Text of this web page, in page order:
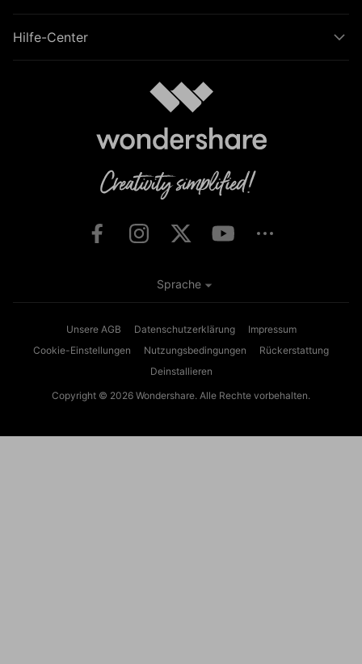
Hilfe-Center
Unsere AGB Datenschutzerklärung
Impressum
Cookie-Einstellungen
Nutzungsbedingungen
Rückerstattung
Deinstallieren
Copyright © 2026 Wondershare. Alle Rechte vorbehalten.
Sprache